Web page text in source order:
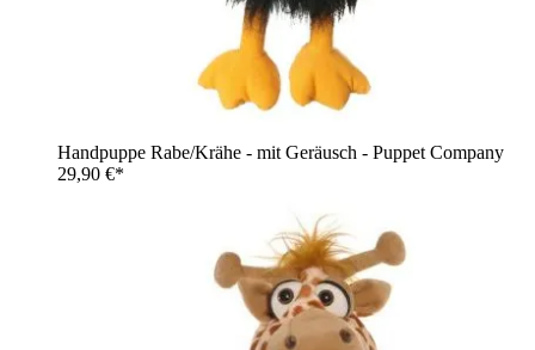
Handpuppe Rabe/Krähe - mit Geräusch - Puppet Company
29,90 €*